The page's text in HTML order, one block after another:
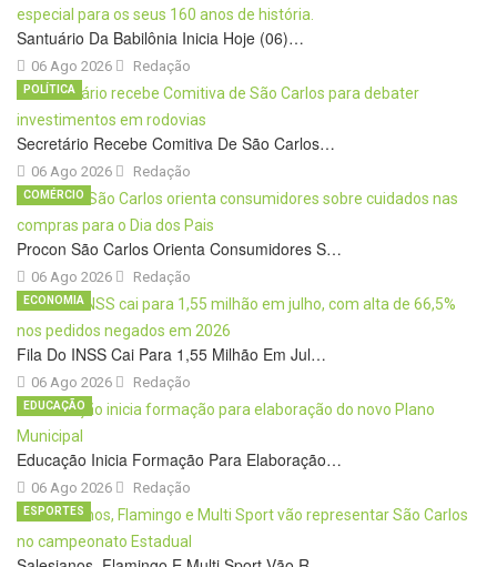
Santuário Da Babilônia Inicia Hoje (06)…
06 Ago 2026 Redação
Secretário Recebe Comitiva De São Carlos…
06 Ago 2026
POLÍTICA
Redação
Procon São Carlos Orienta Consumidores S…
06 Ago 2026
COMÉRCIO
Redação
Fila Do INSS Cai Para 1,55 Milhão Em Jul…
06 Ago 2026
ECONOMIA
Redação
Educação Inicia Formação Para Elaboração…
06 Ago 2026
EDUCAÇÃO
Redação
ESPORTES